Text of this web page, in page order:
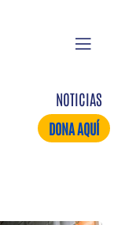
NOTICIAS
DONA AQUÍ